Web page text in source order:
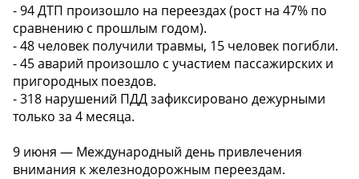
- 94 ДТП произошло на переездах (рост на 47% по
сравнению с прошлым годом).
- 48 человек получили травмы, 15 человек погибли.
- 45 аварий произошло с участием пассажирских и
пригородных поездов.
- 318 нарушений ПДД зафиксировано дежурными
только за 4 месяца.
9 июня — Международный день привлечения
внимания к железнодорожным переездам.